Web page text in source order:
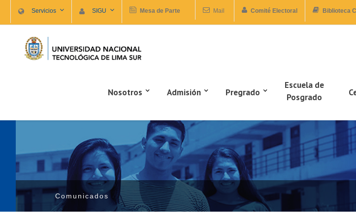
Servicios SIGU Mesa de Parte Mail Comité Electoral Biblioteca
Nosotros Admisión Pregrado
Escuela de
Posgrado
Comunicados